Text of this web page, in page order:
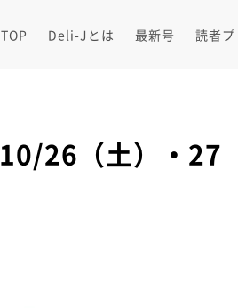
TOP Deli-Jとは 最新号 読者プ
10/26（土）・27